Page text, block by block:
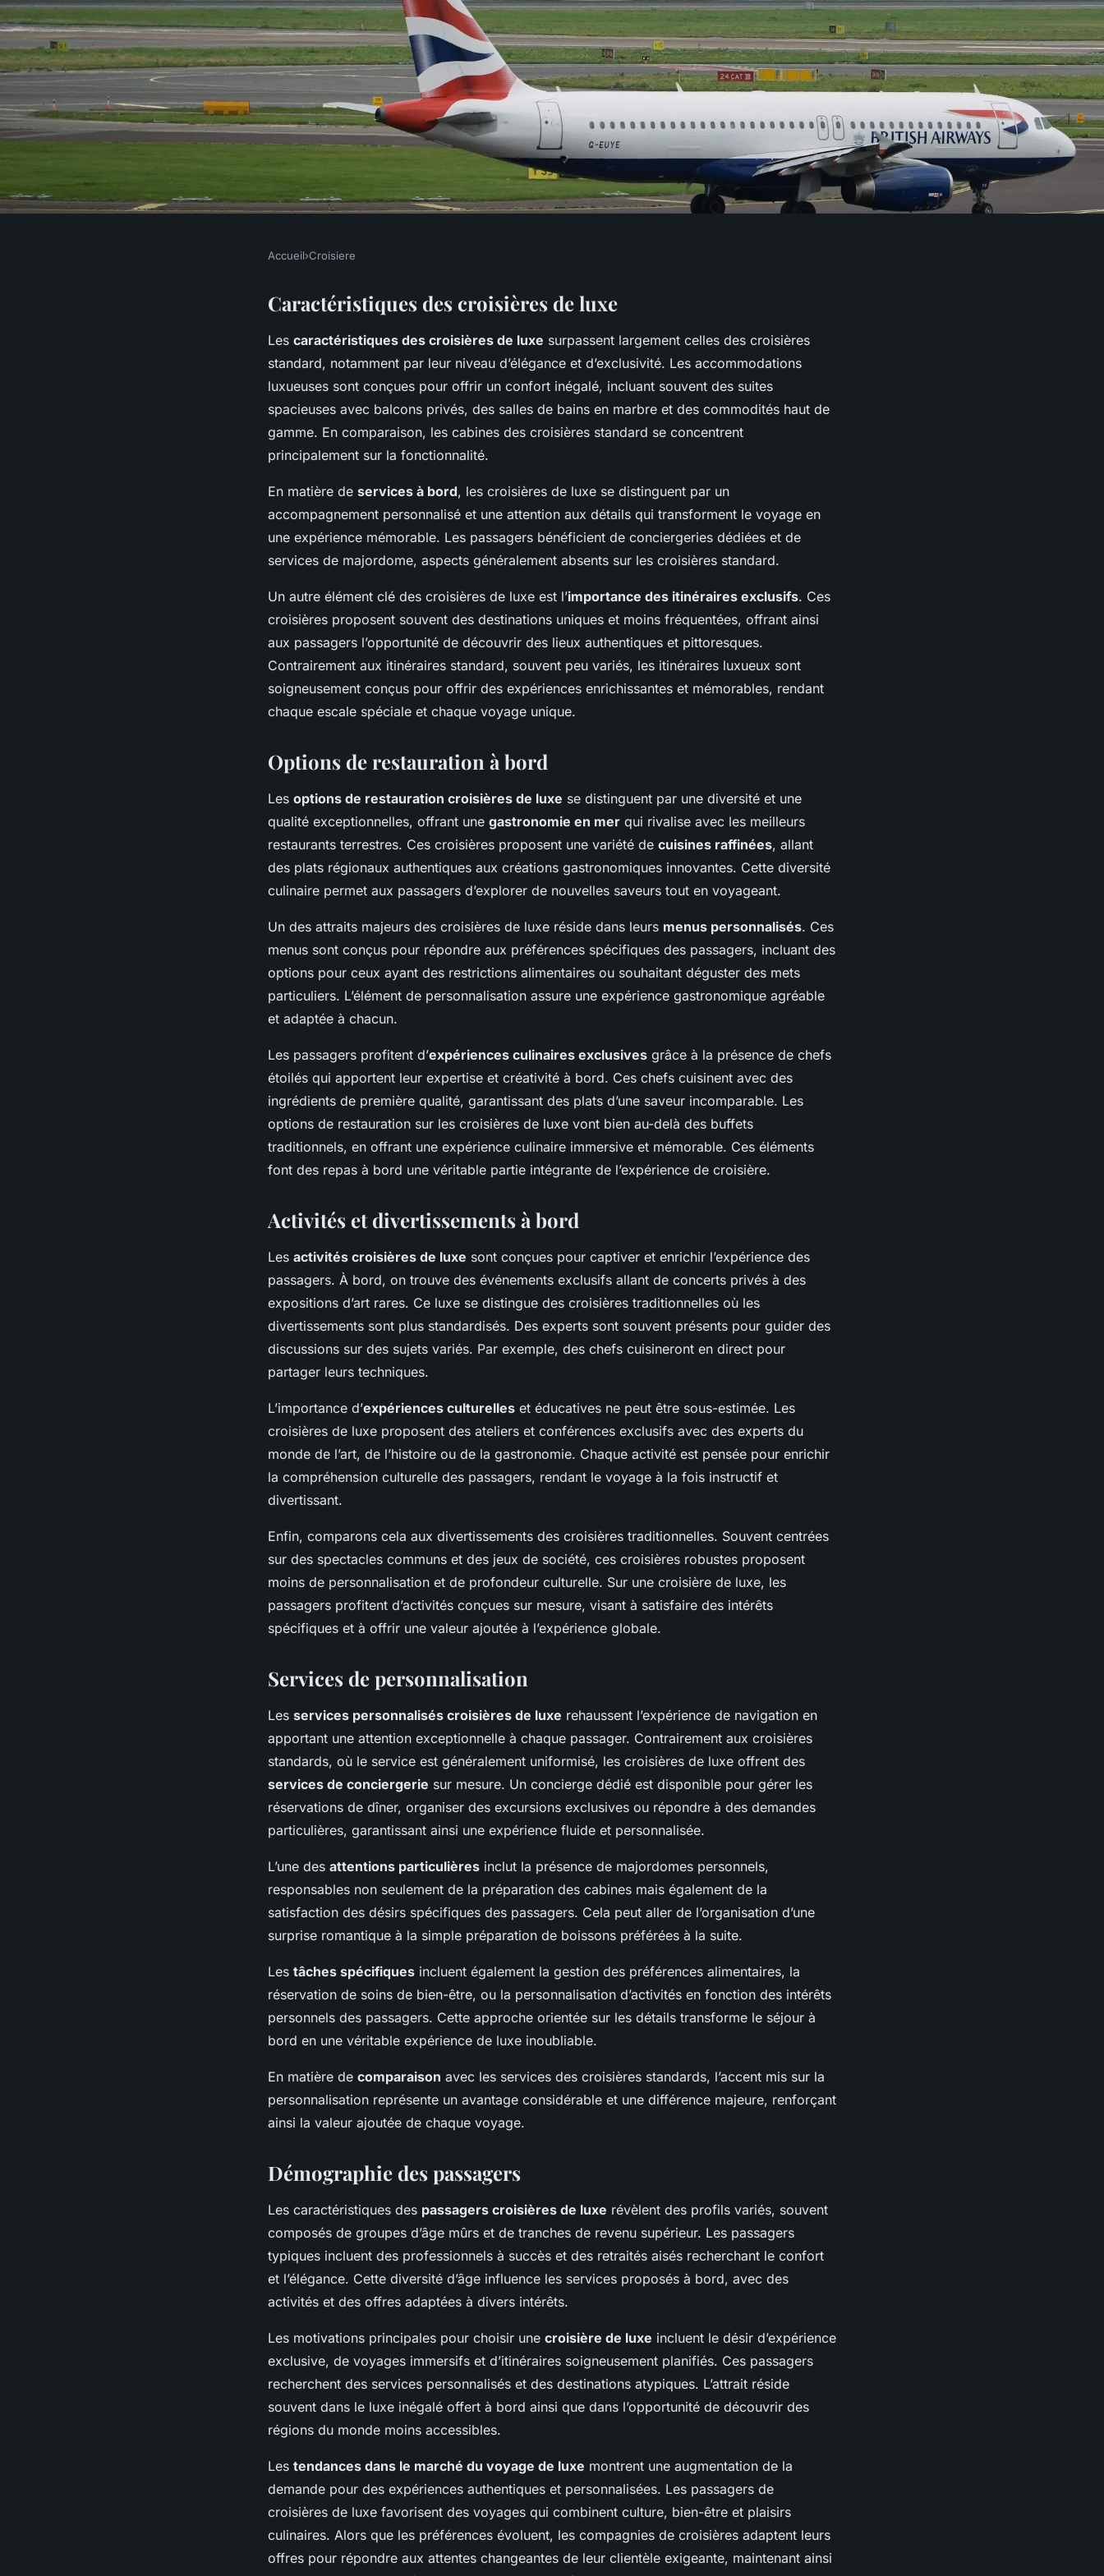
Croisières de luxe : ce qui fait leur
Accueil›Croisiere
Caractéristiques des croisières de luxe
Les caractéristiques des croisières de luxe surpassent largement celles des croisières
standard, notamment par leur niveau d’élégance et d’exclusivité. Les accommodations
luxueuses sont conçues pour offrir un confort inégalé, incluant souvent des suites
spacieuses avec balcons privés, des salles de bains en marbre et des commodités haut de
gamme. En comparaison, les cabines des croisières standard se concentrent
principalement sur la fonctionnalité.
En matière de services à bord, les croisières de luxe se distinguent par un
accompagnement personnalisé et une attention aux détails qui transforment le voyage en
une expérience mémorable. Les passagers bénéficient de conciergeries dédiées et de
services de majordome, aspects généralement absents sur les croisières standard.
Un autre élément clé des croisières de luxe est l’importance des itinéraires exclusifs. Ces
croisières proposent souvent des destinations uniques et moins fréquentées, offrant ainsi
aux passagers l’opportunité de découvrir des lieux authentiques et pittoresques.
Contrairement aux itinéraires standard, souvent peu variés, les itinéraires luxueux sont
soigneusement conçus pour offrir des expériences enrichissantes et mémorables, rendant
chaque escale spéciale et chaque voyage unique.
Options de restauration à bord
Les options de restauration croisières de luxe se distinguent par une diversité et une
qualité exceptionnelles, offrant une gastronomie en mer qui rivalise avec les meilleurs
restaurants terrestres. Ces croisières proposent une variété de cuisines raffinées, allant
des plats régionaux authentiques aux créations gastronomiques innovantes. Cette diversité
culinaire permet aux passagers d’explorer de nouvelles saveurs tout en voyageant.
Un des attraits majeurs des croisières de luxe réside dans leurs menus personnalisés. Ces
menus sont conçus pour répondre aux préférences spécifiques des passagers, incluant des
options pour ceux ayant des restrictions alimentaires ou souhaitant déguster des mets
particuliers. L’élément de personnalisation assure une expérience gastronomique agréable
et adaptée à chacun.
Les passagers profitent d’expériences culinaires exclusives grâce à la présence de chefs
étoilés qui apportent leur expertise et créativité à bord. Ces chefs cuisinent avec des
ingrédients de première qualité, garantissant des plats d’une saveur incomparable. Les
options de restauration sur les croisières de luxe vont bien au-delà des buffets
traditionnels, en offrant une expérience culinaire immersive et mémorable. Ces éléments
font des repas à bord une véritable partie intégrante de l’expérience de croisière.
Activités et divertissements à bord
Les activités croisières de luxe sont conçues pour captiver et enrichir l’expérience des
passagers. À bord, on trouve des événements exclusifs allant de concerts privés à des
expositions d’art rares. Ce luxe se distingue des croisières traditionnelles où les
divertissements sont plus standardisés. Des experts sont souvent présents pour guider des
discussions sur des sujets variés. Par exemple, des chefs cuisineront en direct pour
partager leurs techniques.
L’importance d’expériences culturelles et éducatives ne peut être sous-estimée. Les
croisières de luxe proposent des ateliers et conférences exclusifs avec des experts du
monde de l’art, de l’histoire ou de la gastronomie. Chaque activité est pensée pour enrichir
la compréhension culturelle des passagers, rendant le voyage à la fois instructif et
divertissant.
Enfin, comparons cela aux divertissements des croisières traditionnelles. Souvent centrées
sur des spectacles communs et des jeux de société, ces croisières robustes proposent
moins de personnalisation et de profondeur culturelle. Sur une croisière de luxe, les
passagers profitent d’activités conçues sur mesure, visant à satisfaire des intérêts
spécifiques et à offrir une valeur ajoutée à l’expérience globale.
Services de personnalisation
Les services personnalisés croisières de luxe rehaussent l’expérience de navigation en
apportant une attention exceptionnelle à chaque passager. Contrairement aux croisières
standards, où le service est généralement uniformisé, les croisières de luxe offrent des
services de conciergerie sur mesure. Un concierge dédié est disponible pour gérer les
réservations de dîner, organiser des excursions exclusives ou répondre à des demandes
particulières, garantissant ainsi une expérience fluide et personnalisée.
L’une des attentions particulières inclut la présence de majordomes personnels,
responsables non seulement de la préparation des cabines mais également de la
satisfaction des désirs spécifiques des passagers. Cela peut aller de l’organisation d’une
surprise romantique à la simple préparation de boissons préférées à la suite.
Les tâches spécifiques incluent également la gestion des préférences alimentaires, la
réservation de soins de bien-être, ou la personnalisation d’activités en fonction des intérêts
personnels des passagers. Cette approche orientée sur les détails transforme le séjour à
bord en une véritable expérience de luxe inoubliable.
En matière de comparaison avec les services des croisières standards, l’accent mis sur la
personnalisation représente un avantage considérable et une différence majeure, renforçant
ainsi la valeur ajoutée de chaque voyage.
Démographie des passagers
Les caractéristiques des passagers croisières de luxe révèlent des profils variés, souvent
composés de groupes d’âge mûrs et de tranches de revenu supérieur. Les passagers
typiques incluent des professionnels à succès et des retraités aisés recherchant le confort
et l’élégance. Cette diversité d’âge influence les services proposés à bord, avec des
activités et des offres adaptées à divers intérêts.
Les motivations principales pour choisir une croisière de luxe incluent le désir d’expérience
exclusive, de voyages immersifs et d’itinéraires soigneusement planifiés. Ces passagers
recherchent des services personnalisés et des destinations atypiques. L’attrait réside
souvent dans le luxe inégalé offert à bord ainsi que dans l’opportunité de découvrir des
régions du monde moins accessibles.
Les tendances dans le marché du voyage de luxe montrent une augmentation de la
demande pour des expériences authentiques et personnalisées. Les passagers de
croisières de luxe favorisent des voyages qui combinent culture, bien-être et plaisirs
culinaires. Alors que les préférences évoluent, les compagnies de croisières adaptent leurs
offres pour répondre aux attentes changeantes de leur clientèle exigeante, maintenant ainsi